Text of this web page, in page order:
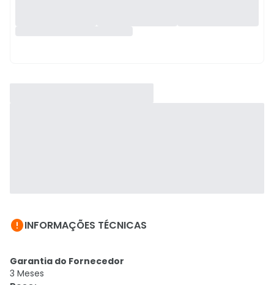
INFORMAÇÕES TÉCNICAS
Garantia do Fornecedor
3 Meses